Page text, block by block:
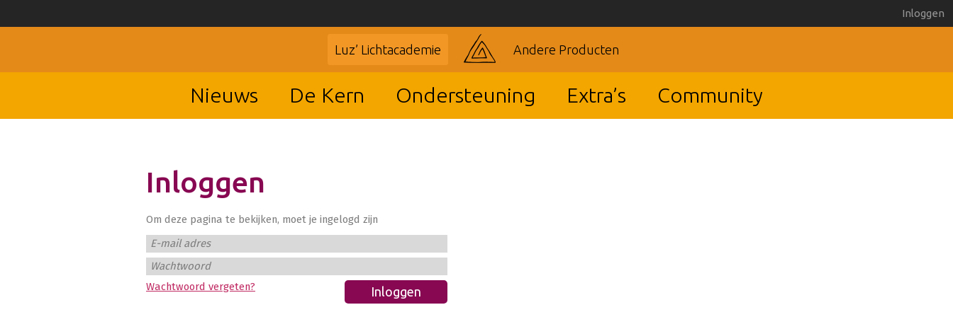
Inloggen
Luz’ Lichtacademie Andere Producten
Nieuws De Kern Ondersteuning Extra’s Community
Inloggen
Om deze pagina te bekijken, moet je ingelogd zijn
E-mail adres
Wachtwoord
Wachtwoord vergeten?